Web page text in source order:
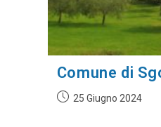
Comune di
25 Giugno 2024